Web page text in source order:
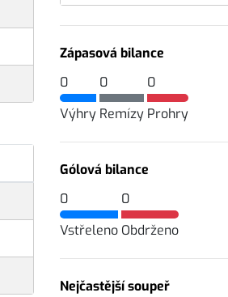
Zápasová bilance
0
Výhry
0
Remízy
0
Prohry
Gólová bilance
0
Vstřeleno
0
Obdrženo
Nejčastější soupeř